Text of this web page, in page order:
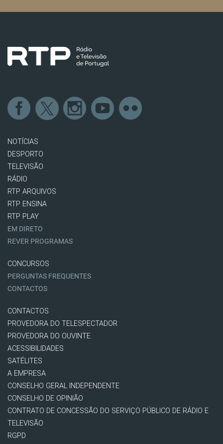
NOTÍCIAS
DESPORTO
TELEVISÃO
RÁDIO
RTP ARQUIVOS
RTP ENSINA
RTP PLAY
EM DIRETO
REVER PROGRAMAS
CONCURSOS
PERGUNTAS FREQUENTES
CONTACTOS
CONTACTOS
PROVEDORA DO TELESPECTADOR
PROVEDORA DO OUVINTE
ACESSIBILIDADES
SATÉLITES
A EMPRESA
CONSELHO GERAL INDEPENDENTE
CONSELHO DE OPINIÃO
CONTRATO DE CONCESSÃO DO SERVIÇO PÚBLICO DE RÁDIO E
TELEVISÃO
RGPD